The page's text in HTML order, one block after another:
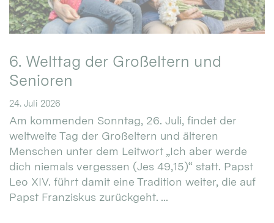
6. Welttag der Großeltern und
Senioren
24. Juli 2026
Am kommenden Sonntag, 26. Juli, findet der
weltweite Tag der Großeltern und älteren
Menschen unter dem Leitwort „Ich aber werde
dich niemals vergessen (Jes 49,15)“ statt. Papst
Leo XIV. führt damit eine Tradition weiter, die auf
Papst Franziskus zurückgeht. ...